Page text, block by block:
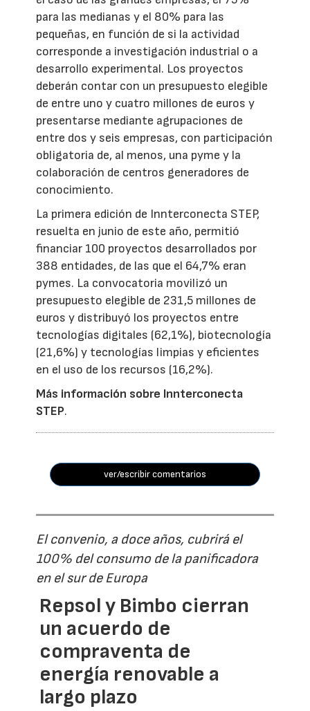
para las medianas y el 80% para las
pequeñas, en función de si la actividad
corresponde a investigación industrial o a
desarrollo experimental. Los proyectos
deberán contar con un presupuesto elegible
de entre uno y cuatro millones de euros y
presentarse mediante agrupaciones de
entre dos y seis empresas, con participación
obligatoria de, al menos, una pyme y la
colaboración de centros generadores de
conocimiento.
La primera edición de Innterconecta STEP,
resuelta en junio de este año, permitió
financiar 100 proyectos desarrollados por
388 entidades, de las que el 64,7% eran
pymes. La convocatoria movilizó un
presupuesto elegible de 231,5 millones de
euros y distribuyó los proyectos entre
tecnologías digitales (62,1%), biotecnología
(21,6%) y tecnologías limpias y eficientes
en el uso de los recursos (16,2%).
Más información sobre Innterconecta
STEP.
ver/escribir comentarios
El convenio, a doce años, cubrirá el
100% del consumo de la panificadora
en el sur de Europa
Repsol y Bimbo cierran
un acuerdo de
compraventa de
energía renovable a
largo plazo